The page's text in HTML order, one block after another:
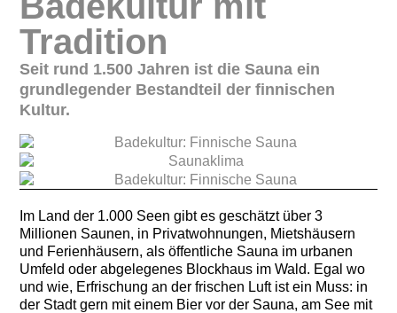
Tradition
Seit rund 1.500 Jahren ist die Sauna ein
grundlegender Bestandteil der finnischen
Kultur.
Im Land der 1.000 Seen gibt es geschätzt über 3
Millionen Saunen, in Privatwohnungen, Mietshäusern
und Ferienhäusern, als öffentliche Sauna im urbanen
Umfeld oder abgelegenes Blockhaus im Wald. Egal wo
und wie, Erfrischung an der frischen Luft ist ein Muss: in
der Stadt gern mit einem Bier vor der Sauna, am See mit